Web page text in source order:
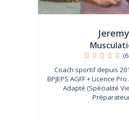
Jeremy
Coach sportif depuis
BPJEPS AGFF + Licence
Adapté (Spécialité